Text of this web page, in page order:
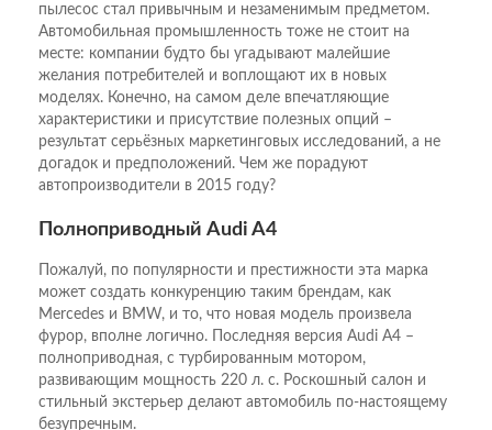
пылесос стал привычным и незаменимым предметом.
Автомобильная промышленность тоже не стоит на
месте: компании будто бы угадывают малейшие
желания потребителей и воплощают их в новых
моделях. Конечно, на самом деле впечатляющие
характеристики и присутствие полезных опций –
результат серьёзных маркетинговых исследований, а не
догадок и предположений. Чем же порадуют
автопроизводители в 2015 году?
Полноприводный Audi A4
Пожалуй, по популярности и престижности эта марка
может создать конкуренцию таким брендам, как
Mercedes и BMW, и то, что новая модель произвела
фурор, вполне логично. Последняя версия Audi A4 –
полноприводная, с турбированным мотором,
развивающим мощность 220 л. с. Роскошный салон и
стильный экстерьер делают автомобиль по-настоящему
безупречным.